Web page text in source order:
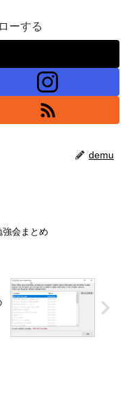
ーする
demu
強会まとめ